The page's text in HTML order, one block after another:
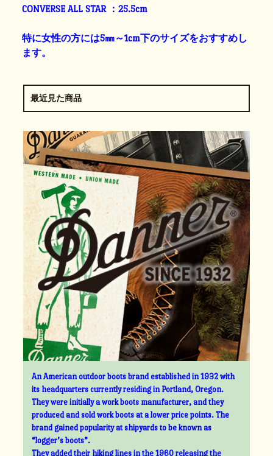
CONVERSE ALL STAR ：25.5cm
特に女性の方には5㎜～1cm下のサイズをおすすめし
ます。
最近見た商品
An American outdoor boots brand established in 1932 with
its headquarters currently residing in Portland, Oregon.
They were initially a work boots manufacturer, and they
produced and sold work boots at a lower price points. The
brand gained popularity at shipyards to be known as
“logger’s boots”.
They added their hiking lines in the 1960 releasing the